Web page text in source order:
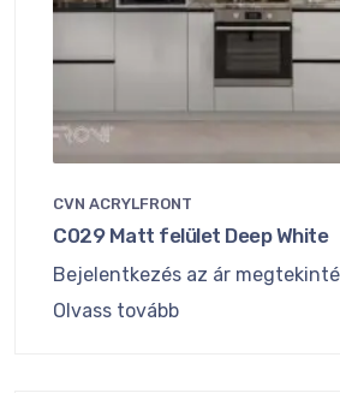
CVN ACRYLFRONT
C029 Matt felület Deep White
Bejelentkezés az ár
Olvass tovább